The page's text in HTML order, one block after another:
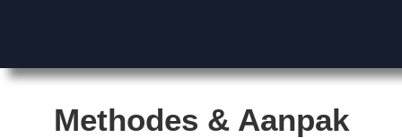
Methodes & Aanpak